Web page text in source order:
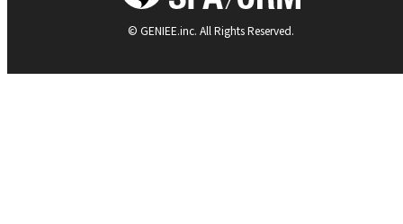
© GENIEE.inc. All Rights Reserved.